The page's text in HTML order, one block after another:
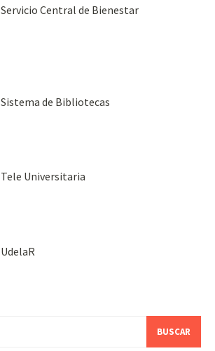
Servicio Central de Bienestar
Sistema de Bibliotecas
Tele Universitaria
UdelaR